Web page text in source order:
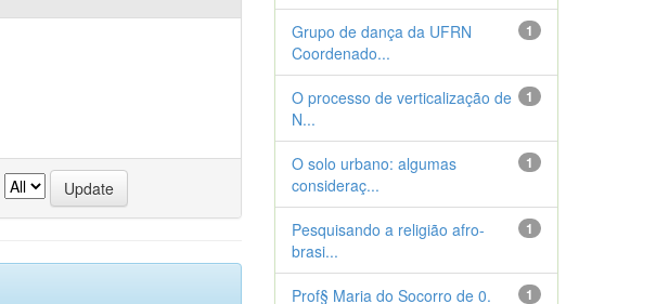
1
Grupo de dança da UFRN
Coordenado...
1
O processo de verticalização de
N...
1
O solo urbano: algumas
consideraç...
1
Pesquisando a religião afro-
brasi...
1
Prof§ Maria do Socorro de 0.